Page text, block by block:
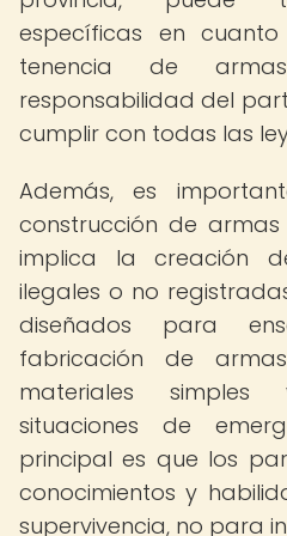
específicas en
tenencia de
responsabilidad del
cumplir con todas las
Además, es
construcción de
implica la creación
ilegales o no
diseñados para
fabricación de
materiales
situaciones de
principal es que los
conocimientos y
supervivencia, no para